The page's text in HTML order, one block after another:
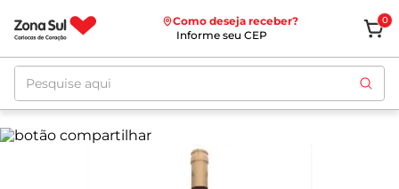
Como deseja receber?
Informe seu CEP
0
Pesquise aqui